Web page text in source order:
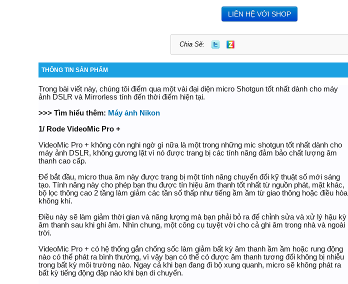
LIÊN HỆ VỚI SHOP
Chia Sẽ:
THÔNG TIN SẢN PHẨM
Trong bài viết này, chúng tôi điểm qua một vài đại diện micro Shotgun tốt nhất dành cho máy
ảnh DSLR và Mirrorless tính đến thời điểm hiện tại.
>>> Tìm hiểu thêm: Máy ảnh Nikon
1/ Rode VideoMic Pro +
VideoMic Pro + không còn nghi ngờ gì nữa là một trong những mic shotgun tốt nhất dành cho
máy ảnh DSLR, không gương lật vì nó được trang bị các tính năng đảm bảo chất lượng âm
thanh cao cấp.
Để bắt đầu, micro thua âm này được trang bị một tính năng chuyển đổi kỹ thuật số mới sáng
tạo. Tính năng này cho phép bạn thu được tín hiệu âm thanh tốt nhất từ nguồn phát, mặt khác,
bộ lọc thông cao 2 tầng làm giảm các tần số thấp như tiếng ầm ầm từ giao thông hoặc điều hòa
không khí.
Điều này sẽ làm giảm thời gian và năng lượng mà bạn phải bỏ ra để chỉnh sửa và xử lý hậu kỳ
âm thanh sau khi ghi âm. Nhìn chung, một công cụ tuyệt vời cho cả ghi âm trong nhà và ngoài
trời.
VideoMic Pro + có hệ thống gắn chống sốc làm giảm bất kỳ âm thanh ầm ầm hoặc rung động
nào có thể phát ra bình thường, vì vậy bạn có thể có được âm thanh tương đối không bị nhiễu
trong bất kỳ môi trường nào. Ngay cả khi bạn đang đi bộ xung quanh, micro sẽ không phát ra
bất kỳ tiếng động đập nào khi bạn di chuyển.